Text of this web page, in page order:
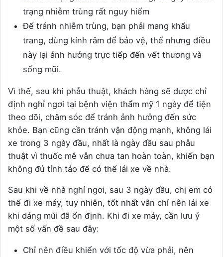
trạng nhiễm trùng rất nguy hiểm
Để tránh nhiễm trùng, bạn phải mang khẩu
trang, dùng kính râm để bảo vệ, thế nhưng điều
này lại ảnh hưởng trực tiếp đến vết thương và
sống mũi.
Vì thế, sau khi phẫu thuật, khách hàng sẽ được chỉ
định nghỉ ngơi tại bệnh viện thẩm mỹ 1 ngày để tiện
theo dõi, chăm sóc để tránh ảnh hưởng đến sức
khỏe. Bạn cũng cần tránh vận động mạnh, không lái
xe trong 3 ngày đầu, nhất là ngày đầu sau phẫu
thuật vì thuốc mê vẫn chưa tan hoàn toàn, khiến bạn
không đủ tỉnh táo để có thể lái xe về nhà.
Sau khi về nhà nghỉ ngơi, sau 3 ngày đầu, chị em có
thể đi xe máy, tuy nhiên, tốt nhất vẫn chỉ nên lái xe
khi dáng mũi đã ổn định. Khi đi xe máy, cần lưu ý
một số vấn đề sau đây:
Chỉ nên điều khiển với tốc độ vừa phải, nên